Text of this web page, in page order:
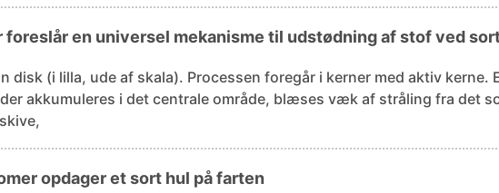
foreslår en universel mekanisme til udstødning af stof ved
disk (i lilla, ude af skala). Processen foregår i kerner med aktiv kerne.
akkumuleres i det centrale område, blæses væk af stråling fra det
opdager et sort hul på farten